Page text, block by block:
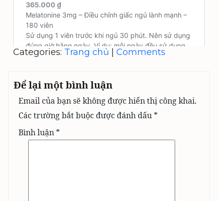
Categories: Trang chủ Comments
Để lại một bình luận
Email của bạn sẽ không được hiển thị công khai.
Các trường bắt buộc được đánh dấu *
Bình luận *